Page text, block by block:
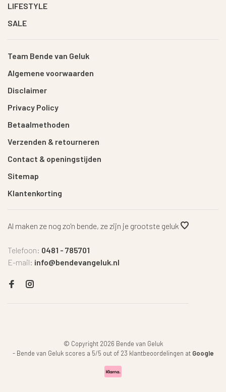
LIFESTYLE
SALE
Team Bende van Geluk
Algemene voorwaarden
Disclaimer
Privacy Policy
Betaalmethoden
Verzenden & retourneren
Contact & openingstijden
Sitemap
Klantenkorting
Al maken ze nog zo'n bende, ze zijn je grootste geluk
Telefoon: 0481 - 785701
E-mail: info@bendevangeluk.nl
© Copyright 2026 Bende van Geluk
- Bende van Geluk scores a 5/5 out of 23 klantbeoordelingen at Google